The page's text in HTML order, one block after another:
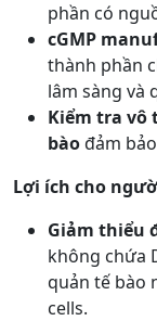
phần có
cGMP
thành phần
lâm sàng và
Kiểm tra vô
bàođảm
Lợi ích cho
Giảm thiểu
không chứa
quản tế bào
cells.